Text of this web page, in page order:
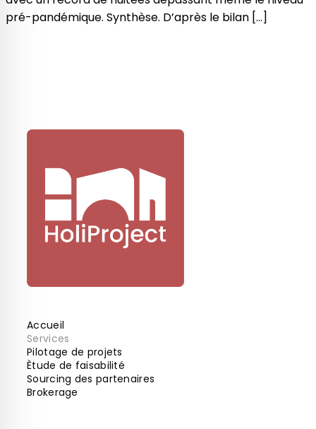
pré-pandémique. Synthèse. D’après le bilan […]
Accueil
Services
Pilotage de projets
Ètude de faisabilité
Sourcing des partenaires
Brokerage